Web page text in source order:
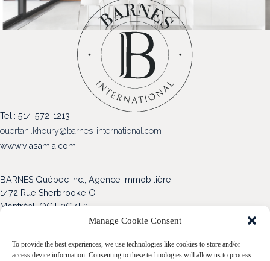
Manage Cookie Consent
To provide the best experiences, we use technologies like cookies to store and/or
access device information. Consenting to these technologies will allow us to process
Tel.: 514-572-1213
ouertani.khoury@barnes-international.com
www.viasamia.com
BARNES Québec inc., Agence immobilière
1472 Rue Sherbrooke O
Montréal, QC H3G 1L3
Nos propriétés